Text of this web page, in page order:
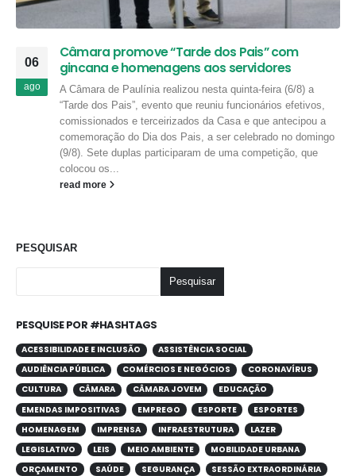
06
ago
Câmara promove “Tarde dos Pais” com
gincana e homenagens aos servidores
A Câmara de Paulínia realizou nesta quinta-feira (6/8) a
“Tarde dos Pais”, evento que reuniu funcionários efetivos,
comissionados e terceirizados da Casa e que antecipou a
comemoração do Dia dos Pais, a ser celebrado no domingo
(9/8). Sete duplas participaram de uma competição, que
colocou os...
read more
PESQUISAR
Pesquisar
PESQUISE POR #HASHTAGS
ACESSIBILIDADE E INCLUSÃO
ASSISTÊNCIA SOCIAL
AUDIÊNCIA PÚBLICA
COMÉRCIOS E NEGÓCIOS
CORONAVÍRUS
CULTURA
CÂMARA CÂMARA JOVEM
EDUCAÇÃO
EMENDAS IMPOSITIVAS
EMPREGO ESPORTE
ESPORTES
HOMENAGEM
IMPRENSA INFRAESTRUTURA
LAZER
LEGISLATIVO
LEIS MEIO AMBIENTE
MOBILIDADE URBANA
ORÇAMENTO
SAÚDE SEGURANÇA
SESSÃO EXTRAORDINÁRIA